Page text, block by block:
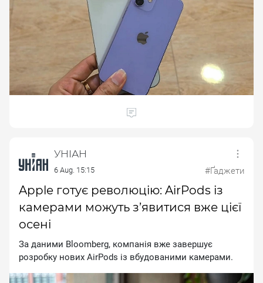
УНІАН
6 Aug. 15:15 #Ґаджети
Apple готує революцію: AirPods із
камерами можуть з’явитися вже цієї
осені
За даними Вlооmbеrg, компанія вже завершує
розробку нових АіrРоds із вбудованими камерами.